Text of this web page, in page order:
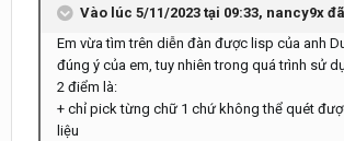
Vào lúc 5/11/2023 tại 09:33, nancy9x
Em vừa tìm trên diễn đàn được lisp của anh
đúng ý của em, tuy nhiên trong quá trình sử
2 điểm là:
+ chỉ pick từng chữ 1 chứ không thể quét
liệu